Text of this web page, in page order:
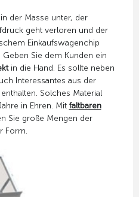
der Masse unter, der
geht verloren und der
Einkaufswagenchip
Sie dem Kunden ein
in die Hand. Es sollte neben
Interessantes aus der
Solches Material
in Ehren. Mit faltbaren
Sie große Mengen der
Form.